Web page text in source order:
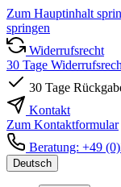
Zum Hauptinhalt
springen
Widerrufsrecht
30 Tage
30 Tage
Kontakt
Zum Kontaktformular
Beratung: +49
Deutsch